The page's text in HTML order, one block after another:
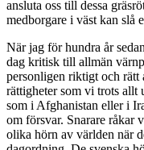
ansluta oss till dessa
medborgare i väst kan slå
När jag för hundra år
dag kritisk till allmän
personligen riktigt och rätt
rättigheter som vi trots
som i Afghanistan eller i
om försvar. Snarare råkar
olika hörn av världen när